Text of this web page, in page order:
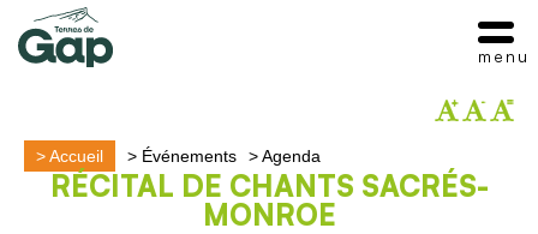
>Accueil > Événements >Agenda
RÉCITAL DE CHANTS SACRÉS-
MONROE
menu